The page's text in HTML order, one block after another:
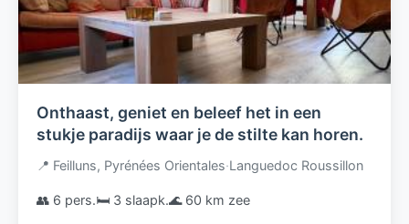
Onthaast, geniet en beleef het in een
stukje paradijs waar je de stilte kan horen.
📍 Feilluns, Pyrénées Orientales·Languedoc Roussillon
👥 6 pers.🛏️ 3 slaapk.🌊 60 km zee